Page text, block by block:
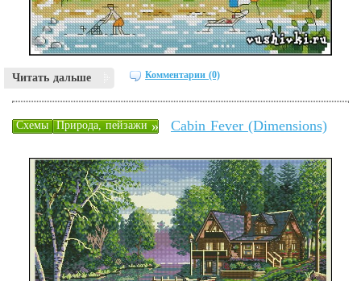
Читать дальше Комментарии (0)
Схемы »
Природа, пейзажи Cabin Fever (Dimensions)